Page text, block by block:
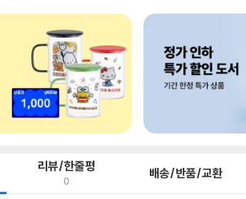
리뷰/한줄평
0 배송/반품/교환